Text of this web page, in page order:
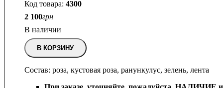
4300
2 100грн
В наличии
В КОРЗИНУ
Состав: роза, кустовая роза, ранункулус, зелень, лента